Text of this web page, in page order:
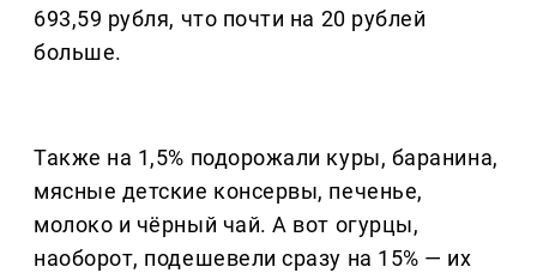
693,59 рубля, что почти на 20 рублей
больше.
Также на 1,5% подорожали куры, баранина,
мясные детские консервы, печенье,
молоко и чёрный чай. А вот огурцы,
наоборот, подешевели сразу на 15% — их